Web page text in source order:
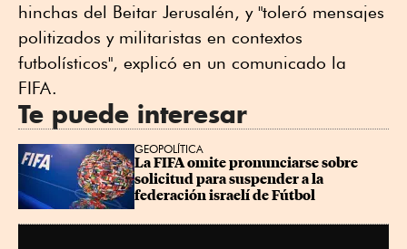
hinchas del Beitar Jerusalén, y "toleró mensajes
politizados y militaristas en contextos
futbolísticos", explicó en un comunicado la
FIFA.
Te puede interesar
GEOPOLÍTICA
La FIFA omite pronunciarse sobre
solicitud para suspender a la
federación israelí de Fútbol